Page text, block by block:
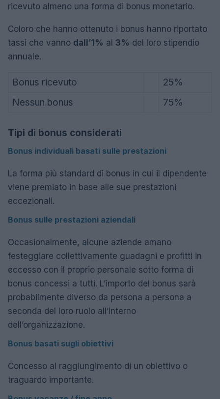
ricevuto almeno una forma di bonus monetario.
Coloro che hanno ottenuto i bonus hanno riportato
tassi che vanno dall’1% al 3% del loro stipendio
annuale.
Bonus ricevuto
25%
Nessun bonus
75%
Tipi di bonus considerati
Bonus individuali basati sulle prestazioni
La forma più standard di bonus in cui il dipendente
viene premiato in base alle sue prestazioni
eccezionali.
Bonus sulle prestazioni aziendali
Occasionalmente, alcune aziende amano
festeggiare collettivamente guadagni e profitti in
eccesso con il proprio personale sotto forma di
bonus concessi a tutti. L’importo del bonus sarà
probabilmente diverso da persona a persona a
seconda del loro ruolo all’interno
dell’organizzazione.
Bonus basati sugli obiettivi
Concesso al raggiungimento di un obiettivo o
traguardo importante.